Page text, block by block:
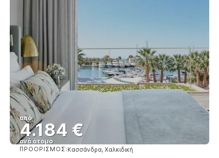
από
4.184 €
ανά άτομο
Βλέπω
ΠΡΟΟΡΙΣΜΌΣ: Κασσάνδρα, Χαλκιδική